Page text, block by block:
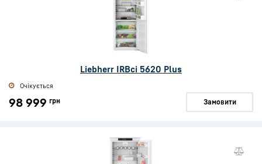
Liebherr IRBci 5620 Plus
Очікується
98 999 грн Замовити